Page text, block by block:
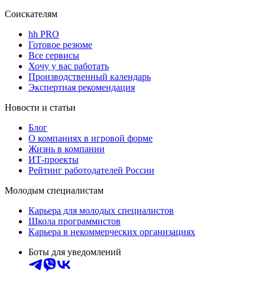
Соискателям
hh PRO
Готовое резюме
Все сервисы
Хочу у вас работать
Производственный календарь
Экспертная рекомендация
Новости и статьи
Блог
О компаниях в игровой форме
Жизнь в компании
ИТ-проекты
Рейтинг работодателей России
Молодым специалистам
Карьера для молодых специалистов
Школа программистов
Карьера в некоммерческих организациях
Боты для уведомлений